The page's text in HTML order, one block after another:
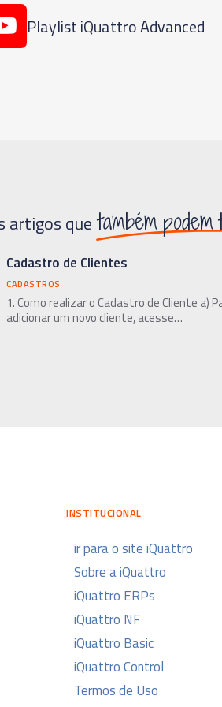
Playlist iQuattro Advanced
artigos que também podem
Cadastro de Clientes
CADASTROS
1. Como realizar o Cadastro de Cliente a)
adicionar um novo cliente, acesse…
INSTITUCIONAL
ir para o site iQuattro
Sobre a iQuattro
iQuattro ERPs
iQuattro NF
iQuattro Basic
iQuattro Control
Termos de Uso